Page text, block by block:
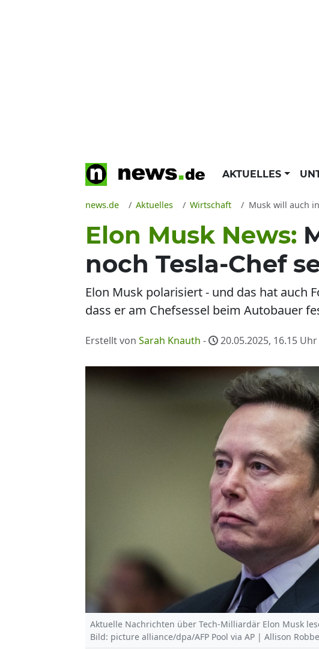
AKTUELLES
news.de Aktuelles Wirtschaft Musk will auch in
Elon Musk News:
noch Tesla-Chef
Elon Musk polarisiert - und das hat auch
dass er am Chefsessel beim Autobauer
Erstellt von Sarah Knauth - 20.05.2025, 16.15 Uhr
Aktuelle Nachrichten über Tech-Milliardär Elon Musk
Bild: picture alliance/dpa/AFP Pool via AP | Allison